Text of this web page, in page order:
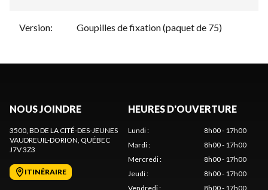
Version: Goupilles de fixation (paquet de 75)
NOUS JOINDRE
3500, BD DE LA CITÉ-DES-JEUNES
VAUDREUIL-DORION, QUÉBEC
J7V 3Z3
ITINÉRAIRE
HEURES D'OUVERTURE
Lundi:
8h00 - 17h00
Mardi:
8h00 - 17h00
Mercredi:
8h00 - 17h00
Jeudi:
8h00 - 17h00
Vendredi: 8h00 - 17h00